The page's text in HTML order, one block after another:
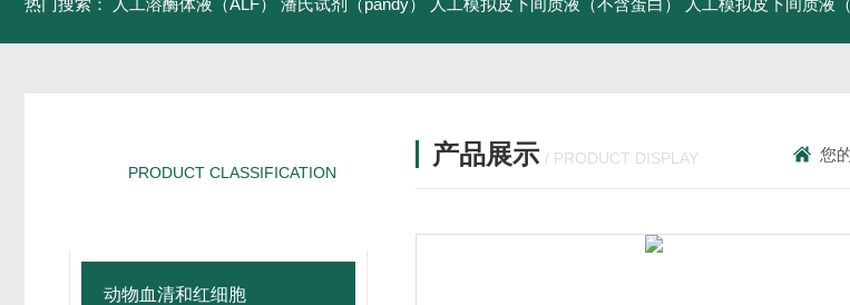
热门搜索： 人工溶酶体液（ALF） 潘氏试剂（pandy） 人工模拟皮下间质液（不含蛋白） 人工模拟皮下间质液
PRODUCT CLASSIFICATION
动物血清和红细胞
产品展示 / PRODUCT DISPLAY 您